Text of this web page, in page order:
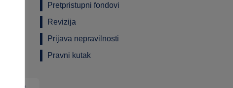
Pretpristupni fondovi
Revizija
Prijava nepravilnosti
Pravni kutak